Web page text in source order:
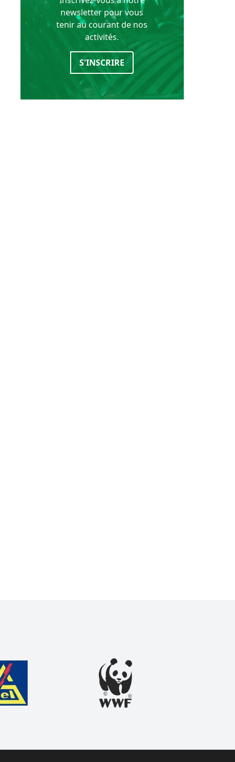
newsletter pour vous
tenir au courant de nos
activités.
S'INSCRIRE